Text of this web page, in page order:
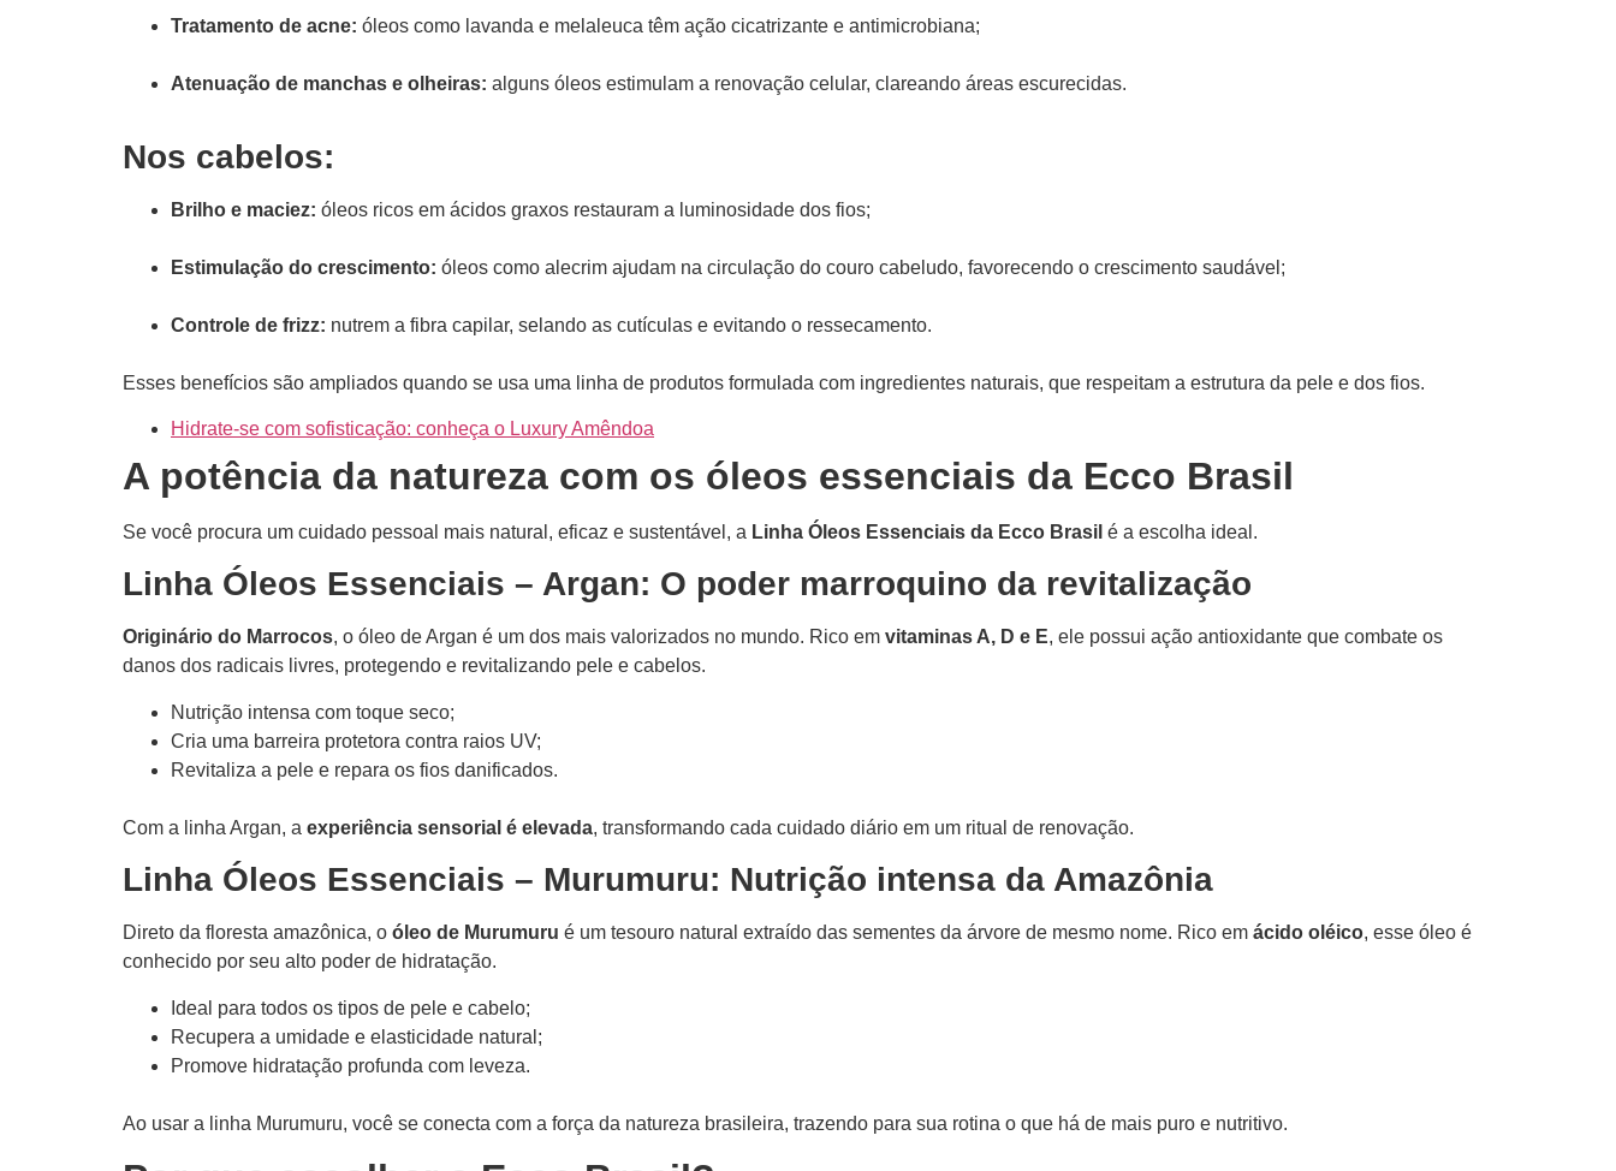
Tratamento de acne: óleos como lavanda e melaleuca têm ação cicatrizante e antimicrobiana;
Atenuação de manchas e olheiras: alguns óleos estimulam a renovação celular, clareando áreas escurecidas.
Nos cabelos:
Brilho e maciez: óleos ricos em ácidos graxos restauram a luminosidade dos fios;
Estimulação do crescimento: óleos como alecrim ajudam na circulação do couro cabeludo, favorecendo o crescimento saudável;
Controle de frizz: nutrem a fibra capilar, selando as cutículas e evitando o ressecamento.
Esses benefícios são ampliados quando se usa uma linha de produtos formulada com ingredientes naturais, que respeitam a estrutura da pele e dos fios.
Hidrate-se com sofisticação: conheça o Luxury Amêndoa
A potência da natureza com os óleos essenciais da Ecco Brasil
Se você procura um cuidado pessoal mais natural, eficaz e sustentável, a Linha Óleos Essenciais da Ecco Brasil é a escolha ideal.
Linha Óleos Essenciais – Argan: O poder marroquino da revitalização
Originário do Marrocos, o óleo de Argan é um dos mais valorizados no mundo. Rico em vitaminas A, D e E, ele possui ação antioxidante que combate os
danos dos radicais livres, protegendo e revitalizando pele e cabelos.
Nutrição intensa com toque seco;
Cria uma barreira protetora contra raios UV;
Revitaliza a pele e repara os fios danificados.
Com a linha Argan, a experiência sensorial é elevada, transformando cada cuidado diário em um ritual de renovação.
Linha Óleos Essenciais – Murumuru: Nutrição intensa da Amazônia
Direto da floresta amazônica, o óleo de Murumuru é um tesouro natural extraído das sementes da árvore de mesmo nome. Rico em ácido oléico, esse óleo é
conhecido por seu alto poder de hidratação.
Ideal para todos os tipos de pele e cabelo;
Recupera a umidade e elasticidade natural;
Promove hidratação profunda com leveza.
Ao usar a linha Murumuru, você se conecta com a força da natureza brasileira, trazendo para sua rotina o que há de mais puro e nutritivo.